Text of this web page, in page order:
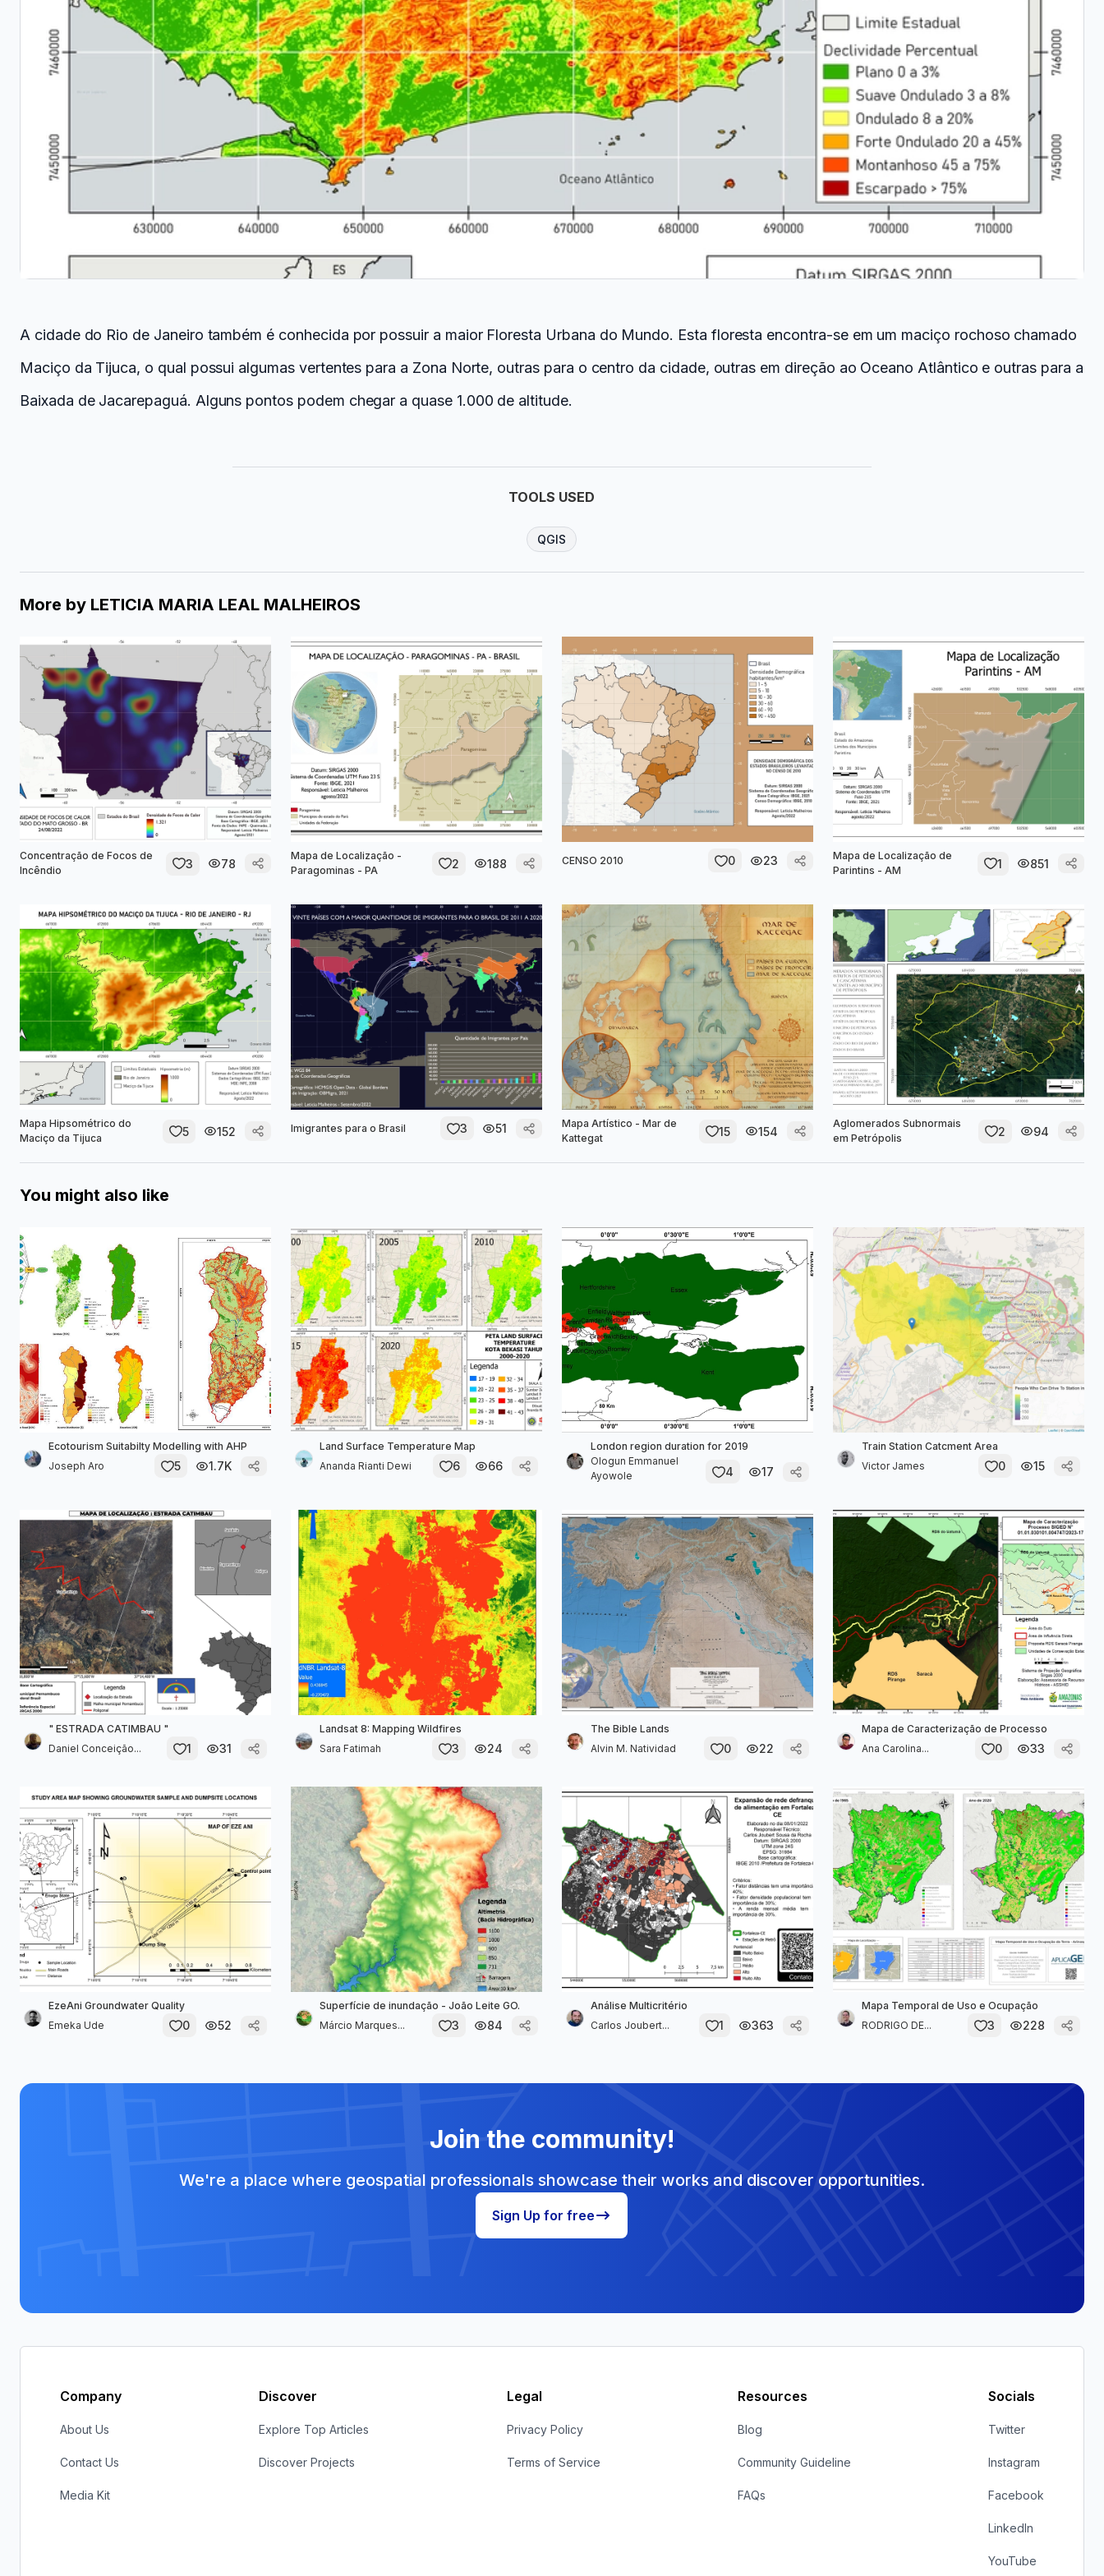
A cidade do Rio de Janeiro também é conhecida por possuir a maior Floresta Urbana do Mundo. Esta floresta encontra-se em um maciço rochoso chamado
Maciço da Tijuca, o qual possui algumas vertentes para a Zona Norte, outras para o centro da cidade, outras em direção ao Oceano Atlântico e outras para a
Baixada de Jacarepaguá. Alguns pontos podem chegar a quase 1.000 de altitude.
TOOLS USED
QGIS
More by LETICIA MARIA LEAL MALHEIROS
Concentração de Focos de
Incêndio
3 78
Mapa de Localização -
Paragominas - PA
2 188 CENSO 2010 0 23
Mapa de Localização de
Parintins - AM
1 851
Mapa Hipsométrico do
Maciço da Tijuca
5 152 Imigrantes para o Brasil 3 51
Mapa Artístico - Mar de
Kattegat
15 154
Aglomerados Subnormais
em Petrópolis
2 94
You might also like
Ecotourism Suitabilty Modelling with AHP
Joseph Aro
5 1.7K
Land Surface Temperature Map
Ananda Rianti Dewi
6 66
London region duration for 2019
Ologun Emmanuel
Ayowole
4 17
Train Station Catcment Area
Victor James
0 15
" ESTRADA CATIMBAU "
Daniel Conceição...
1 31
Landsat 8: Mapping Wildfires
Sara Fatimah
3 24
The Bible Lands
Alvin M. Natividad
0 22
Mapa de Caracterização de Processo
Ana Carolina...
0 33
EzeAni Groundwater Quality
Emeka Ude
0 52
Superfície de inundação - João Leite GO.
Márcio Marques...
3 84
Análise Multicritério
Carlos Joubert...
1 363
Mapa Temporal de Uso e Ocupação
RODRIGO DE...
3 228
Join the community!
We're a place where geospatial professionals showcase their works and discover opportunities.
Sign Up for free
Company
About Us
Contact Us
Media Kit
Discover
Explore Top Articles
Discover Projects
Legal
Privacy Policy
Terms of Service
Resources
Blog
Community Guideline
FAQs
Socials
Twitter
Instagram
Facebook
LinkedIn
YouTube